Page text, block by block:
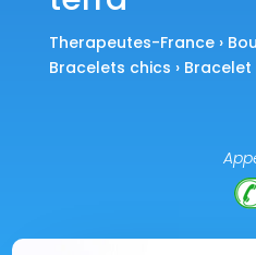
Therapeutes-France›
Bracelets chics ›